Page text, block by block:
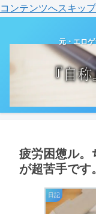
コンテンツへスキップ
元・エロ
疲労困憊ル。
が超苦手です。
日記